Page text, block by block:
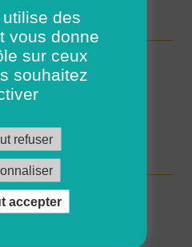
à domicile (H/F)
(H/F)
des
vous donne
sur ceux
souhaitez
refuser
accepter